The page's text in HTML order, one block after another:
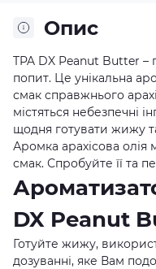
Опис
TPA DX Peanut Butter
попит. Це унікальна
смак справжнього
містяться небезпечні
щодня готувати жижу
Аромка арахісова
смак. Спробуйте її та
DX Peanut
Готуйте жижу,
дозуванні, яке Вам